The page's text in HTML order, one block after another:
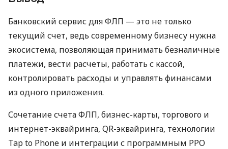
Банковский сервис для ФЛП — это не только
текущий счет, ведь современному бизнесу нужна
экосистема, позволяющая принимать безналичные
платежи, вести расчеты, работать с кассой,
контролировать расходы и управлять финансами
из одного приложения.
Сочетание счета ФЛП, бизнес-карты, торгового и
интернет-эквайринга, QR-эквайринга, технологии
Tap to Phone и интеграции с программным РРО